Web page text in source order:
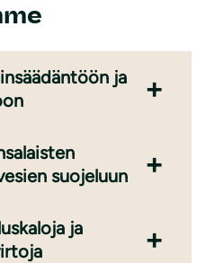
ja
suojeluun
ja